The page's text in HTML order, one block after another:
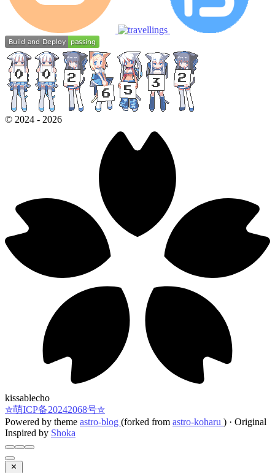
© 2024 - 2026
kissablecho
✮萌ICP备20242068号✮
Powered by theme astro-blog (forked from astro-koharu ) · Original
Inspired by Shoka